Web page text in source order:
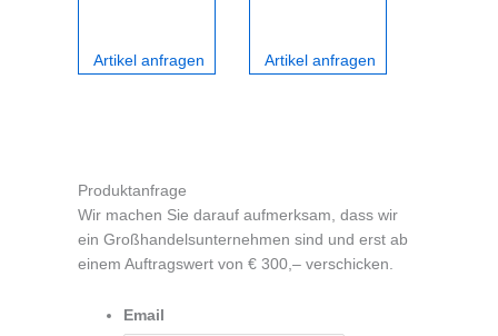
Artikel anfragen Artikel anfragen
Produktanfrage
Wir machen Sie darauf aufmerksam, dass wir
ein Großhandelsunternehmen sind und erst ab
einem Auftragswert von € 300,– verschicken.
Email